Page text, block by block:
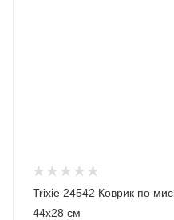
Trixie 24542 Коврик по
44х28 см